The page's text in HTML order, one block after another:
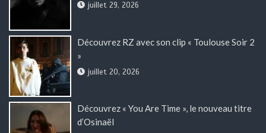
juillet 29, 2026
Découvrez RZ avec son clip « Toulouse Soir 2
»
juillet 20, 2026
Découvrez « You Are Time », le nouveau titre
d’Osinaël